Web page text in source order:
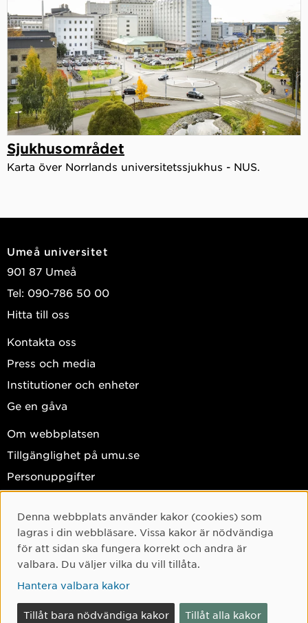
Sjukhusområdet
Karta över Norrlands universitetssjukhus - NUS.
Umeå universitet
901 87 Umeå
Tel: 090-786 50 00
Hitta till oss
Kontakta oss
Press och media
Institutioner och enheter
Ge en gåva
Om webbplatsen
Tillgänglighet på umu.se
Personuppgifter
Facebook
Instagram
TikTok
Youtube
LinkedIn
Cookie-samtycke
Denna webbplats använder kakor (cookies) som
lagras i din webbläsare. Vissa kakor är nödvändiga
för att sidan ska fungera korrekt och andra är
valbara. Du väljer vilka du vill tillåta.
Hantera valbara kakor
Tillåt bara nödvändiga kakor Tillåt alla kakor